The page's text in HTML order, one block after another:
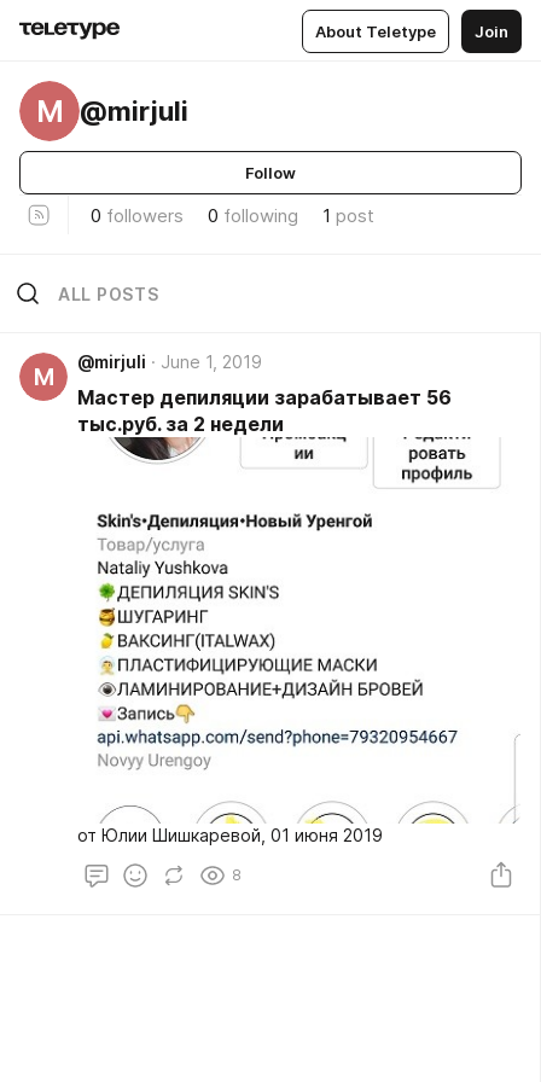
About Teletype Join
M @mirjuli
Follow
0 followers 0 following 1 post
ALL POSTS
M
@mirjuli June 1, 2019
Мастер депиляции зарабатывает 56
тыс.руб. за 2 недели
от Юлии Шишкаревой, 01 июня 2019
8